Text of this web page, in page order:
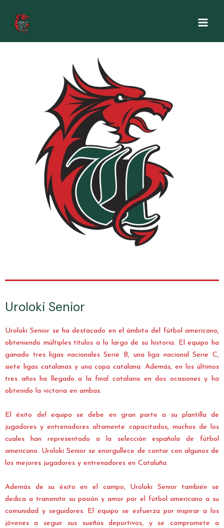
Uroloki Senior
Uroloki Senior se ha destacado en el ámbito del fútbol americano,
obteniendo múltiples títulos a lo largo de su historia. El equipo ha
ganado tres ligas nacionales Serie B, una liga nacional Serie C,
siete ligas catalanas y una copa catalana. Además, en los últimos
tres años ha llegado a la final catalana en dos ocasiones y ha
obtenido la victoria en ambas.
El éxito del equipo se debe en gran parte a su plantilla de
jugadores y entrenadores altamente capacitados, muchos de los
cuales han representado a la selección española de fútbol
americano. Uroloki Senior se enorgullece de contar con algunos de
los mejores jugadores y entrenadores en Cataluña.
Además de su éxito en el campo, Uroloki Senior también se
dedica a transmitir su pasión y amor por el fútbol americano a su
comunidad y seguidores. El equipo se esfuerza por inspirar a los
jóvenes a seguir sus sueños deportivos, y se compromete a